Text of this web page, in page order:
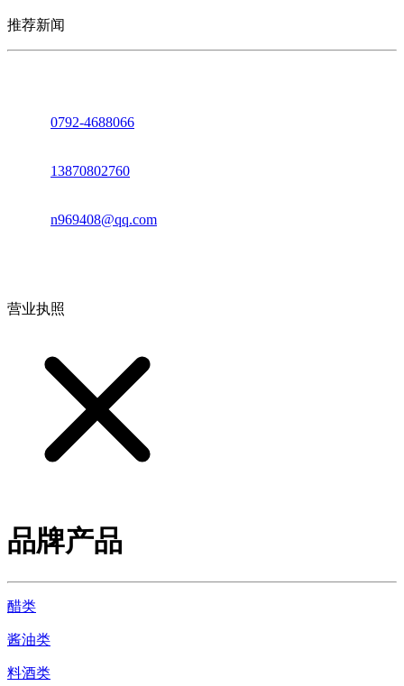
推荐新闻
0792-4688066
13870802760
n969408@qq.com
营业执照
品牌产品
醋类
酱油类
料酒类